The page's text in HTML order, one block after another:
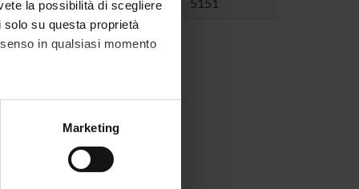
la possibilità di scegliere
su questa proprietà
in qualsiasi momento
metro,Marketing